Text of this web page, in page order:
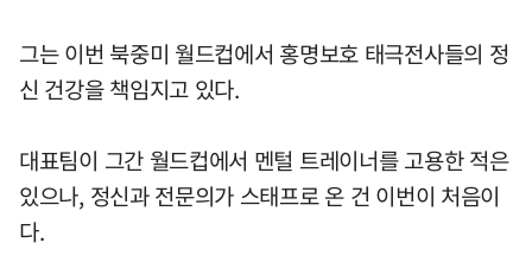
그는 이번 북중미 월드컵에서 홍명보호 태극전사들의 정
신 건강을 책임지고 있다.
대표팀이 그간 월드컵에서 멘털 트레이너를 고용한 적은
있으나, 정신과 전문의가 스태프로 온 건 이번이 처음이
다.